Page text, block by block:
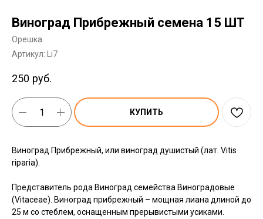
Виноград Прибрежный семена 15 ШТ
Орешка
Артикул:
Li7
250 руб.
КУПИТЬ
Виноград Прибрежный, или виноград душистый (лат. Vitis
riparia).
Представитель рода Виноград семейства Виноградовые
(Vitaceae). Виноград прибрежный – мощная лиана длиной до
25 м со стеблем, оснащенным прерывистыми усиками.